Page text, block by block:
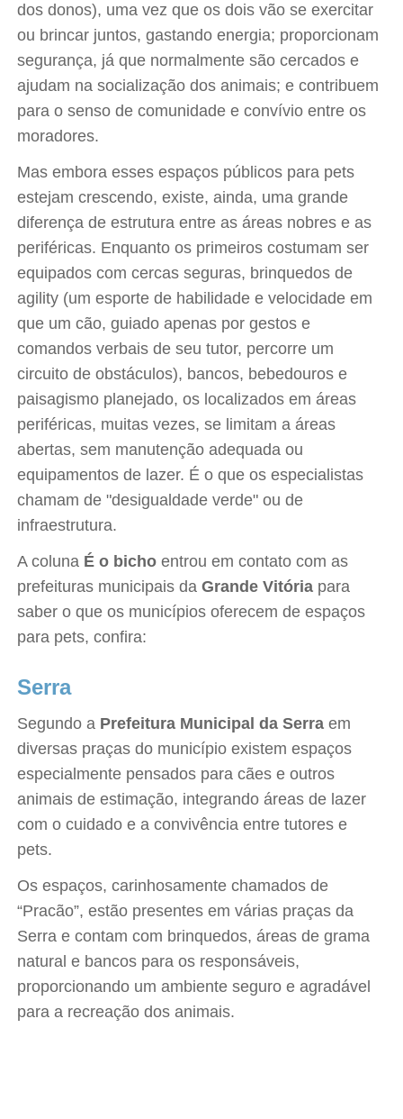
dos donos), uma vez que os dois vão se exercitar
ou brincar juntos, gastando energia; proporcionam
segurança, já que normalmente são cercados e
ajudam na socialização dos animais; e contribuem
para o senso de comunidade e convívio entre os
moradores.
Mas embora esses espaços públicos para pets
estejam crescendo, existe, ainda, uma grande
diferença de estrutura entre as áreas nobres e as
periféricas. Enquanto os primeiros costumam ser
equipados com cercas seguras, brinquedos de
agility (um esporte de habilidade e velocidade em
que um cão, guiado apenas por gestos e
comandos verbais de seu tutor, percorre um
circuito de obstáculos), bancos, bebedouros e
paisagismo planejado, os localizados em áreas
periféricas, muitas vezes, se limitam a áreas
abertas, sem manutenção adequada ou
equipamentos de lazer. É o que os especialistas
chamam de "desigualdade verde" ou de
infraestrutura.
A coluna É o bicho entrou em contato com as
prefeituras municipais daGrande Vitória para
saber o que os municípios oferecem de espaços
para pets, confira:
Serra
Segundo a Prefeitura Municipal da Serra em
diversas praças do município existem espaços
especialmente pensados para cães e outros
animais de estimação, integrando áreas de lazer
com o cuidado e a convivência entre tutores e
pets.
Os espaços, carinhosamente chamados de
“Pracão”, estão presentes em várias praças da
Serra e contam com brinquedos, áreas de grama
natural e bancos para os responsáveis,
proporcionando um ambiente seguro e agradável
para a recreação dos animais.